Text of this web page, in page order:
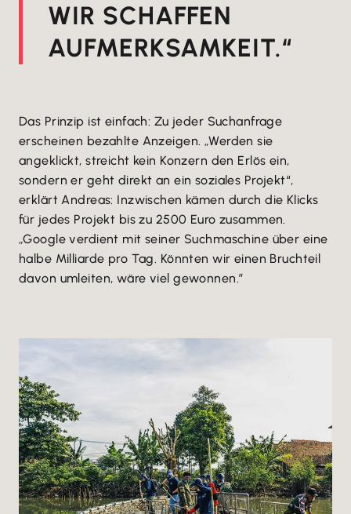
WIR SCHAFFEN
AUFMERKSAMKEIT.“
Das Prinzip ist einfach: Zu jeder Suchanfrage
erscheinen bezahlte Anzeigen. „Werden sie
angeklickt, streicht kein Konzern den Erlös ein,
sondern er geht direkt an ein soziales Projekt“,
erklärt Andreas: Inzwischen kämen durch die Klicks
für jedes Projekt bis zu 2500 Euro zusammen.
„Google verdient mit seiner Suchmaschine über eine
halbe Milliarde pro Tag. Könnten wir einen Bruchteil
davon umleiten, wäre viel gewonnen.”